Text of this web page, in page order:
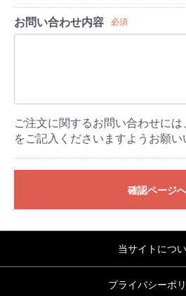
お問い合わせ内容 必須
ご注文に関するお問い合わせには
をご記入くださいますようお願い
確認ページへ
当サイトにつ
プライバシーポ